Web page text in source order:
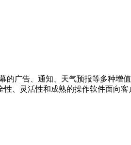
的广告、通知、天气预报等多种
、灵活性和成熟的操作软件面向